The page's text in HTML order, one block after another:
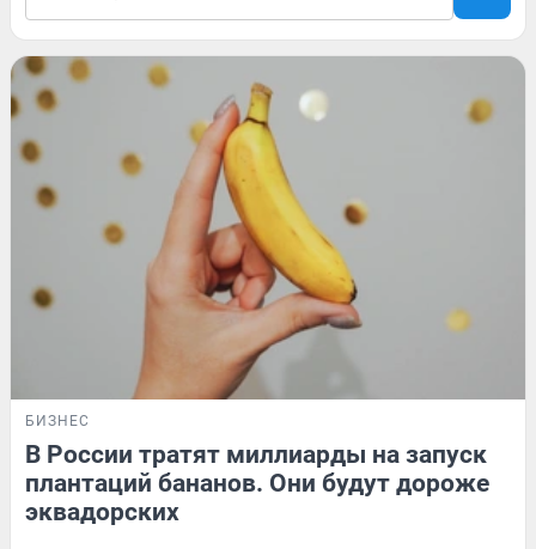
БИЗНЕС
В России тратят миллиарды на запуск
плантаций бананов. Они будут дороже
эквадорских